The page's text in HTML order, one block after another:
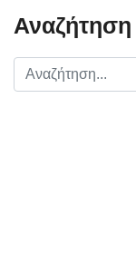
Αναζήτηση